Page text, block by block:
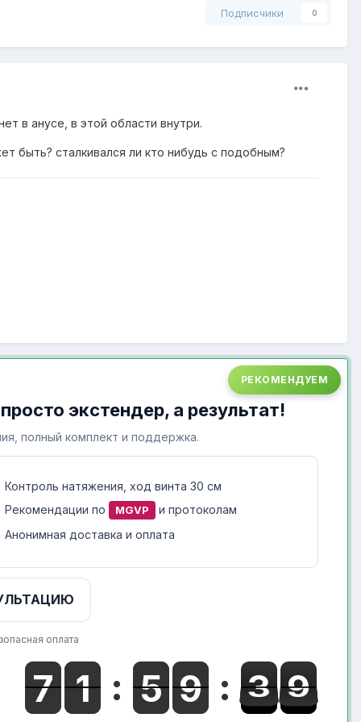
Подписчики 0
в анусе, в этой области внутри.
быть? сталкивался ли кто нибудь с подобным?
РЕКОМЕНДУЕМ
экстендер, а результат!
полный комплект и поддержка.
Контроль натяжения, ход винта 30 см
Рекомендации по
MGVP
и протоколам
Анонимная доставка и оплата
оплата